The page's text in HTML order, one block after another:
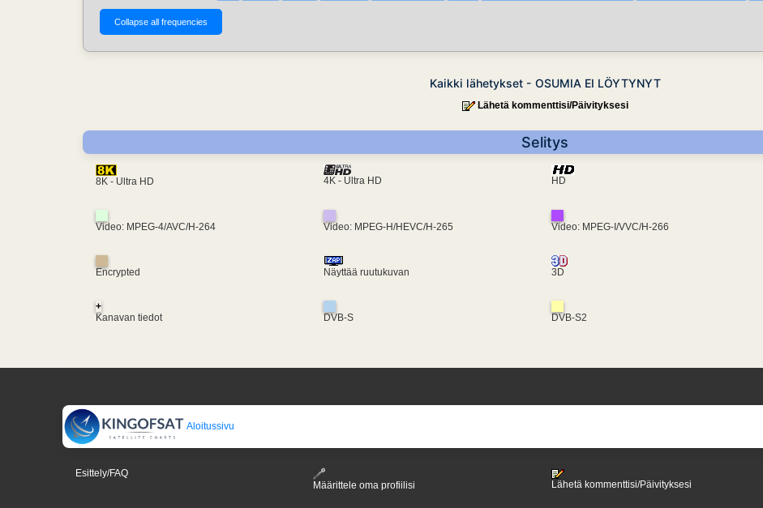
Kaikki lähetykset - OSUMIA EI LÖYTYNYT
Lähetä kommenttisi/Päivityksesi
Selitys
8K - Ultra HD 4K - Ultra HD HD
Video: MPEG-4/AVC/H-264 Video: MPEG-H/HEVC/H-265 Video: MPEG-I/VVC/H-266
Encrypted Näyttää ruutukuvan 3D
+
Kanavan tiedot
DVB-S DVB-S2
Aloitussivu
Esittely/FAQ
Määrittele oma profiilisi
Lähetä kommenttisi/Päivityksesi